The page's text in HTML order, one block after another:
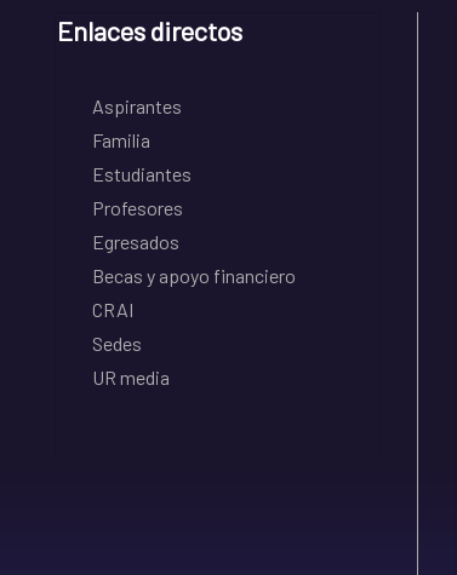
Enlaces directos
Aspirantes
Familia
Estudiantes
Profesores
Egresados
Becas y apoyo financiero
CRAI
Sedes
UR media